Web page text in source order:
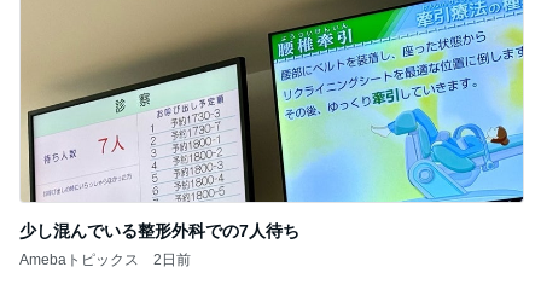
少し混んでいる整形外科での7人待ち
Amebaトピックス 2日前